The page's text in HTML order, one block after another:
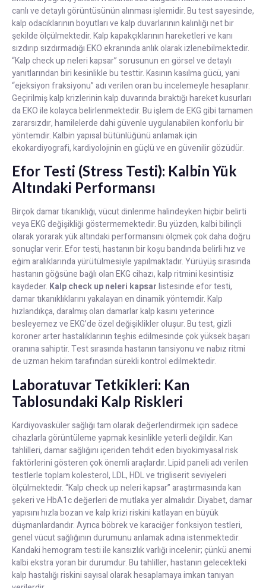
canlı ve detaylı görüntüsünün alınması işlemidir. Bu test sayesinde,
kalp odacıklarının boyutları ve kalp duvarlarının kalınlığı net bir
şekilde ölçülmektedir. Kalp kapakçıklarının hareketleri ve kanı
sızdırıp sızdırmadığı EKO ekranında anlık olarak izlenebilmektedir.
“Kalp check up neleri kapsar” sorusunun en görsel ve detaylı
yanıtlarından biri kesinlikle bu testtir. Kasının kasılma gücü, yani
“ejeksiyon fraksiyonu” adı verilen oran bu incelemeyle hesaplanır.
Geçirilmiş kalp krizlerinin kalp duvarında bıraktığı hareket kusurları
da EKO ile kolayca belirlenmektedir. Bu işlem de EKG gibi tamamen
zararsızdır, hamilelerde dahi güvenle uygulanabilen konforlu bir
yöntemdir. Kalbin yapısal bütünlüğünü anlamak için
ekokardiyografi, kardiyolojinin en güçlü ve en güvenilir gözüdür.
Efor Testi (Stress Testi): Kalbin Yük
Altındaki Performansı
Birçok damar tıkanıklığı, vücut dinlenme halindeyken hiçbir belirti
veya EKG değişikliği göstermemektedir. Bu yüzden, kalbi bilinçli
olarak yorarak yük altındaki performansını ölçmek çok daha doğru
sonuçlar verir. Efor testi, hastanın bir koşu bandında belirli hız ve
eğim aralıklarında yürütülmesiyle yapılmaktadır. Yürüyüş sırasında
hastanın göğsüne bağlı olan EKG cihazı, kalp ritmini kesintisiz
kaydeder. Kalp check up neleri kapsarlistesinde efor testi,
damar tıkanıklıklarını yakalayan en dinamik yöntemdir. Kalp
hızlandıkça, daralmış olan damarlar kalp kasını yeterince
besleyemez ve EKG’de özel değişiklikler oluşur. Bu test, gizli
koroner arter hastalıklarının teşhis edilmesinde çok yüksek başarı
oranına sahiptir. Test sırasında hastanın tansiyonu ve nabız ritmi
de uzman hekim tarafından sürekli kontrol edilmektedir.
Laboratuvar Tetkikleri: Kan
Tablosundaki Kalp Riskleri
Kardiyovasküler sağlığı tam olarak değerlendirmek için sadece
cihazlarla görüntüleme yapmak kesinlikle yeterli değildir. Kan
tahlilleri, damar sağlığını içeriden tehdit eden biyokimyasal risk
faktörlerini gösteren çok önemli araçlardır. Lipid paneli adı verilen
testlerle toplam kolesterol, LDL, HDL ve trigliserit seviyeleri
ölçülmektedir. “Kalp check up neleri kapsar” araştırmasında kan
şekeri ve HbA1c değerleri de mutlaka yer almalıdır. Diyabet, damar
yapısını hızla bozan ve kalp krizi riskini katlayan en büyük
düşmanlardandır. Ayrıca böbrek ve karaciğer fonksiyon testleri,
genel vücut sağlığının durumunu anlamak adına istenmektedir.
Kandaki hemogram testi ile kansızlık varlığı incelenir; çünkü anemi
kalbi ekstra yoran bir durumdur. Bu tahliller, hastanın gelecekteki
kalp hastalığı riskini sayısal olarak hesaplamaya imkan tanıyan